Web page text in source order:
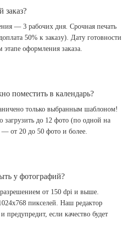
заказ?
— 3 рабочих дня. Срочная печать
50% к заказу). Дату готовности
оформления заказа.
поместить в календарь?
только выбранным шаблоном!
до 12 фото (по одной на
от 20 до 50 фото и более.
у фотографий?
от 150 dpi и выше.
пикселей. Наш редактор
предупредит, если качество будет